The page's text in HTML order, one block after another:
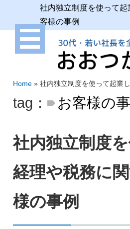
社内独立制度を使って
客様の事例
Home» 社内独立制度を使って起業
tag： お客様の
社内独立制度
経理や税務に
様の事例